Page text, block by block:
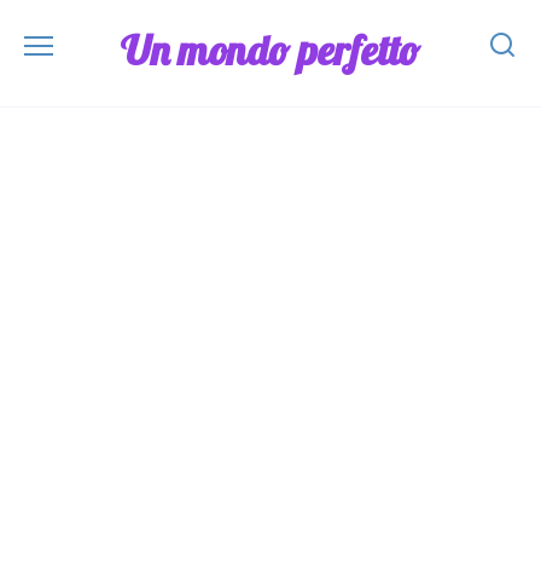
Un mondo perfetto